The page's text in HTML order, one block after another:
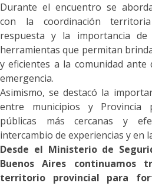
Durante el encuentro se
con la coordinación
respuesta y la importancia de
herramientas que permitan
y eficientes a la comunidad ante
emergencia.
Asimismo, se destacó la
entre municipios y Provincia
públicas más cercanas y
intercambio de experiencias y en
Desde el Ministerio de
Buenos Aires continuamos
territorio provincial para